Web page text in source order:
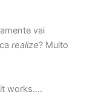
vai
realize? Muito
it works….